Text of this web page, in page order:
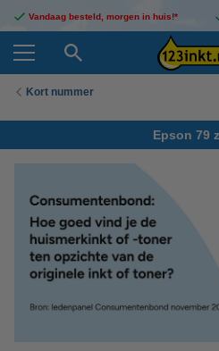
Vandaag besteld, morgen in huis!*
Kort nummer
Epson 79